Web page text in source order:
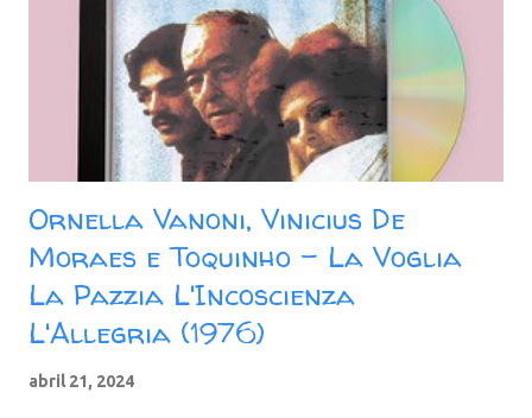
como antes’ (Milton Nascimento/ Ronaldo Bastos), ‘Mucuripe’
(Belchior/ Fagner), ‘Atrás da porta’ (Chico Buarque/ Francis Hime),
‘Me deixa em paz’ (Ivan Lins/ Ronaldo Monteiro de Souza), ‘Casa
no campo’ (Zé Rodri...
Ornella Vanoni, Vinicius De
Moraes e Toquinho – La Voglia
La Pazzia L'Incoscienza
L'Allegria (1976)
abril 21, 2024